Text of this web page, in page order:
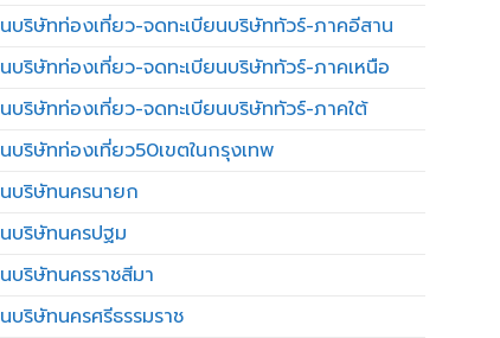
บริษัทท่องเที่ยว-จดทะเบียนบริษัททัวร์-ภาคอีสาน
บริษัทท่องเที่ยว-จดทะเบียนบริษัททัวร์-ภาคเหนือ
บริษัทท่องเที่ยว-จดทะเบียนบริษัททัวร์-ภาคใต้
บริษัทท่องเที่ยว50เขตในกรุงเทพ
บริษัทนครนายก
บริษัทนครปฐม
บริษัทนครราชสีมา
บริษัทนครศรีธรรมราช